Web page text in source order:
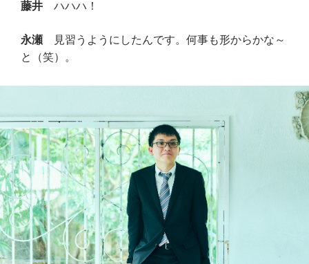
藤井 ハハハ！
永瀬 見習うようにしたんです。何事も形からかな～
と（笑）。